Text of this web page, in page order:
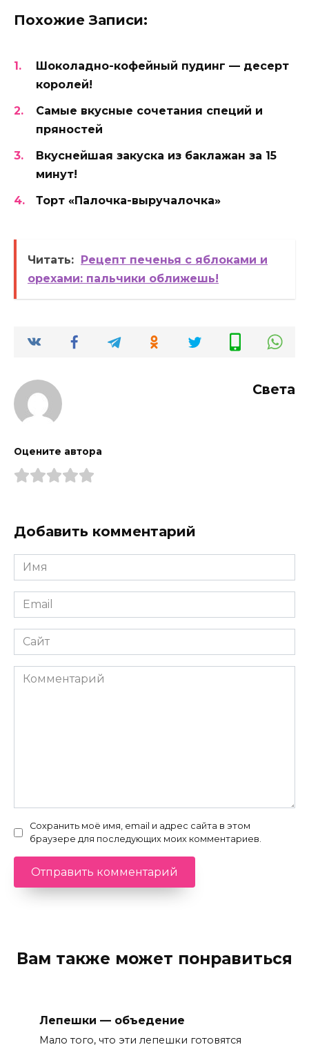
Похожие Записи:
Шоколадно-кофейный пудинг — десерт
королей!
Самые вкусные сочетания специй и
пряностей
Вкуснейшая закуска из баклажан за 15
минут!
Торт «Палочка-выручалочка»
Читать:
Рецепт печенья с яблоками и
орехами: пальчики оближешь!
Света
Оцените автора
Добавить комментарий
Имя
*
Email
*
Сайт
Комментарий
Сохранить моё имя, email и адрес сайта в этом
браузере для последующих моих комментариев.
Вам также может понравиться
Лепешки — объедение
Мало того, что эти лепешки готовятся